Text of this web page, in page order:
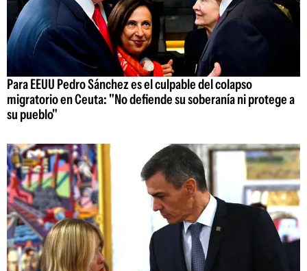
Para EEUU Pedro Sánchez es el culpable del colapso
migratorio en Ceuta: "No defiende su soberanía ni protege a
su pueblo"